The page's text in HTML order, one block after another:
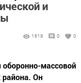
и
1619 0 0
оборонно-массовой
района. Он